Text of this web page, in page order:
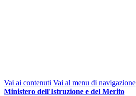
Vai ai contenuti Vai al menu di navigazione
Ministero dell'Istruzione e del Merito